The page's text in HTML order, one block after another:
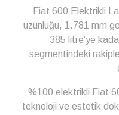
Fiat 600 Elektrikli
uzunluğu, 1.781 mm
385 litre’ye
segmentindeki
%100 elektrikli Fiat
teknoloji ve estetik